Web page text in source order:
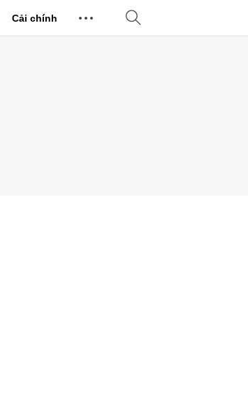
Cải chính